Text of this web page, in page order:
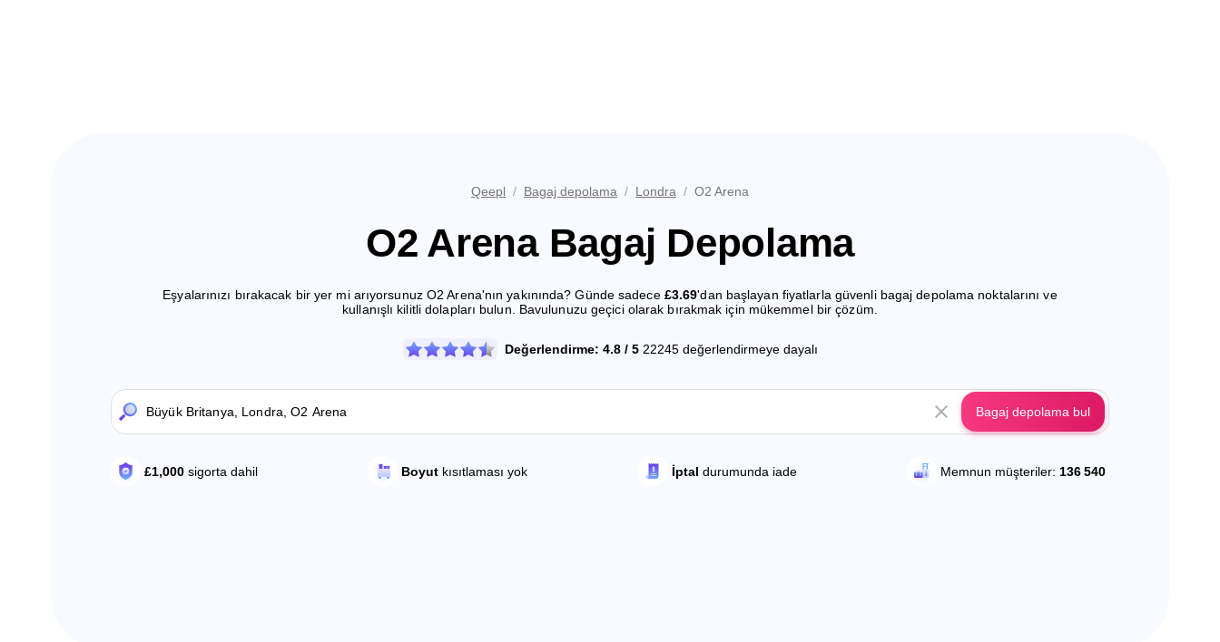
Qeepl / Bagaj depolama / Londra / O2 Arena
O2 Arena Bagaj Depolama
Eşyalarınızı bırakacak bir yer mi arıyorsunuz O2 Arena'nın yakınında? Günde sadece £3.69'dan başlayan fiyatlarla güvenli bagaj depolama noktalarını ve
kullanışlı kilitli dolapları bulun. Bavulunuzu geçici olarak bırakmak için mükemmel bir çözüm.
Değerlendirme: 4.8 / 5 22245 değerlendirmeye dayalı
Bagaj depolama bul
£1,000 sigorta dahil Boyut kısıtlaması yok İptal durumunda iade Memnun müşteriler: 136 540